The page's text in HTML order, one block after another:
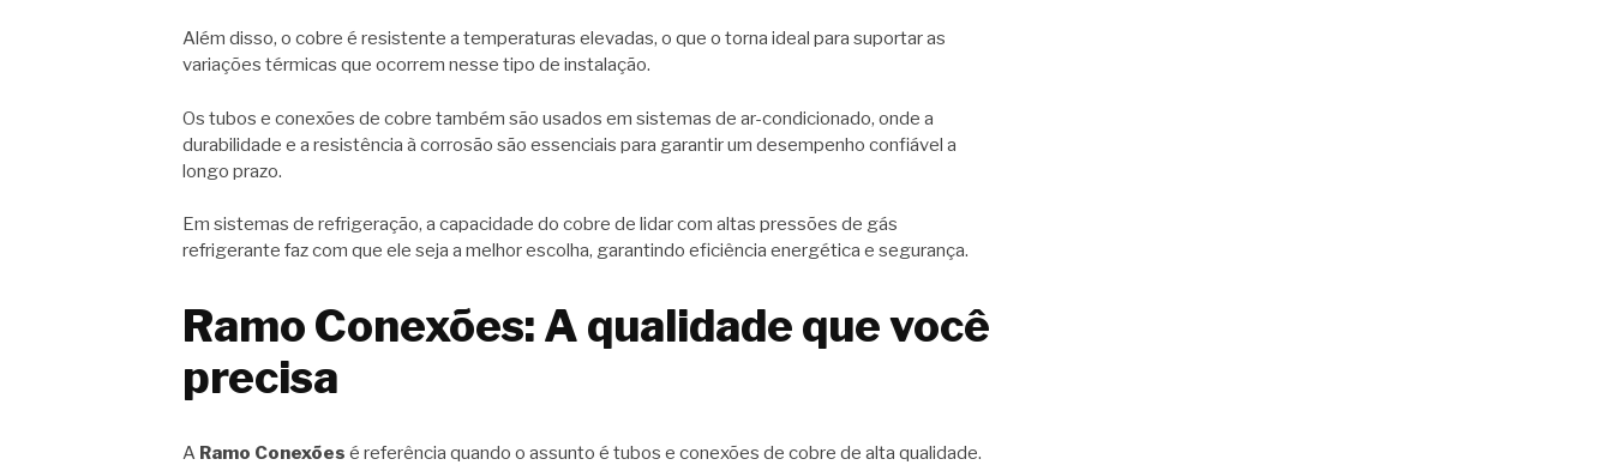
Além disso, o cobre é resistente a temperaturas elevadas, o que o torna ideal para suportar as
variações térmicas que ocorrem nesse tipo de instalação.
Os tubos e conexões de cobre também são usados em sistemas de ar-condicionado, onde a
durabilidade e a resistência à corrosão são essenciais para garantir um desempenho confiável a
longo prazo.
Em sistemas de refrigeração, a capacidade do cobre de lidar com altas pressões de gás
refrigerante faz com que ele seja a melhor escolha, garantindo eficiência energética e segurança.
Ramo Conexões: A qualidade que você
precisa
A Ramo Conexões é referência quando o assunto é tubos e conexões de cobre de alta qualidade.